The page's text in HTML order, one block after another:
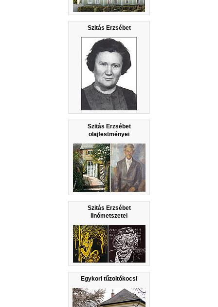
Szitás Erzsébet
Szitás Erzsébet
olajfestményei
Szitás Erzsébet
linómetszetei
Egykori tűzoltókocsi